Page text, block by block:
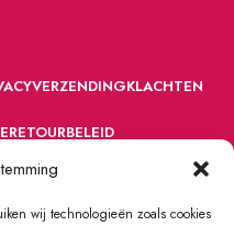
wij technologieën zoals cookies
VERZENDINGKLACHTEN
RETOURBELEID